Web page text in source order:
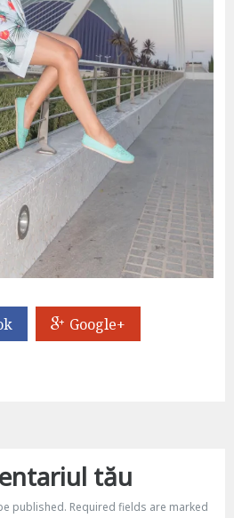
Google+
tău
published. Required fields are marked